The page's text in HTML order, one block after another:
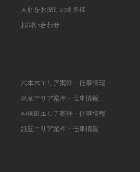
人材をお探しの企業様
お問い合わせ
六本木エリア案件・仕事情報
東京エリア案件・仕事情報
神保町エリア案件・仕事情報
銀座エリア案件・仕事情報